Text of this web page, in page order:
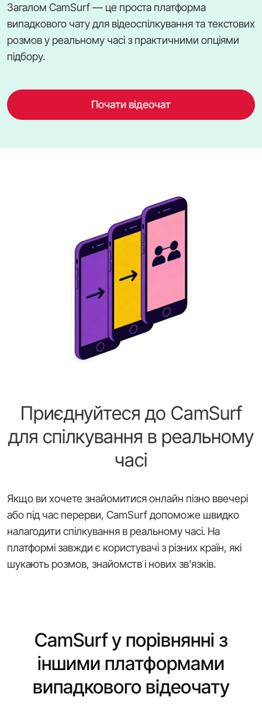
Загалом CamSurf — це проста платформа
випадкового чату для відеоспілкування та текстових
розмов у реальному часі з практичними опціями
підбору.
Почати відеочат
Приєднуйтеся до CamSurf
для спілкування в реальному
часі
Якщо ви хочете знайомитися онлайн пізно ввечері
або під час перерви, CamSurf допоможе швидко
налагодити спілкування в реальному часі. На
платформі завжди є користувачі з різних країн, які
шукають розмов, знайомств і нових зв'язків.
CamSurf у порівнянні з
іншими платформами
випадкового відеочату